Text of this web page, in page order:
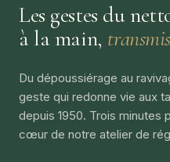
Les gestes du
à la main,
Du dépoussiérage au
geste qui redonne vie aux
depuis 1950. Trois minutes
cœur de notre atelier de